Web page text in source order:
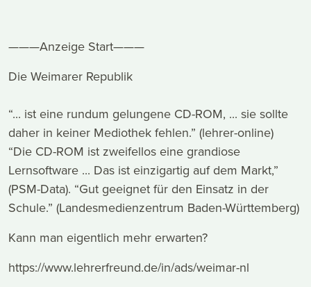
———Anzeige Start———
Die Weimarer Republik
“... ist eine rundum gelungene CD-ROM, ... sie sollte
daher in keiner Mediothek fehlen.” (lehrer-online)
“Die CD-ROM ist zweifellos eine grandiose
Lernsoftware ... Das ist einzigartig auf dem Markt,”
(PSM-Data). “Gut geeignet für den Einsatz in der
Schule.” (Landesmedienzentrum Baden-Württemberg)
Kann man eigentlich mehr erwarten?
https://www.lehrerfreund.de/in/ads/weimar-nl